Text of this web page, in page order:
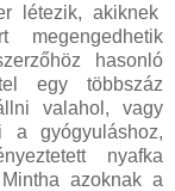
létezik, akiknek
hasonló
egy többszáz
valahol, vagy
a gyógyuláshoz,
nyafka
azoknak a